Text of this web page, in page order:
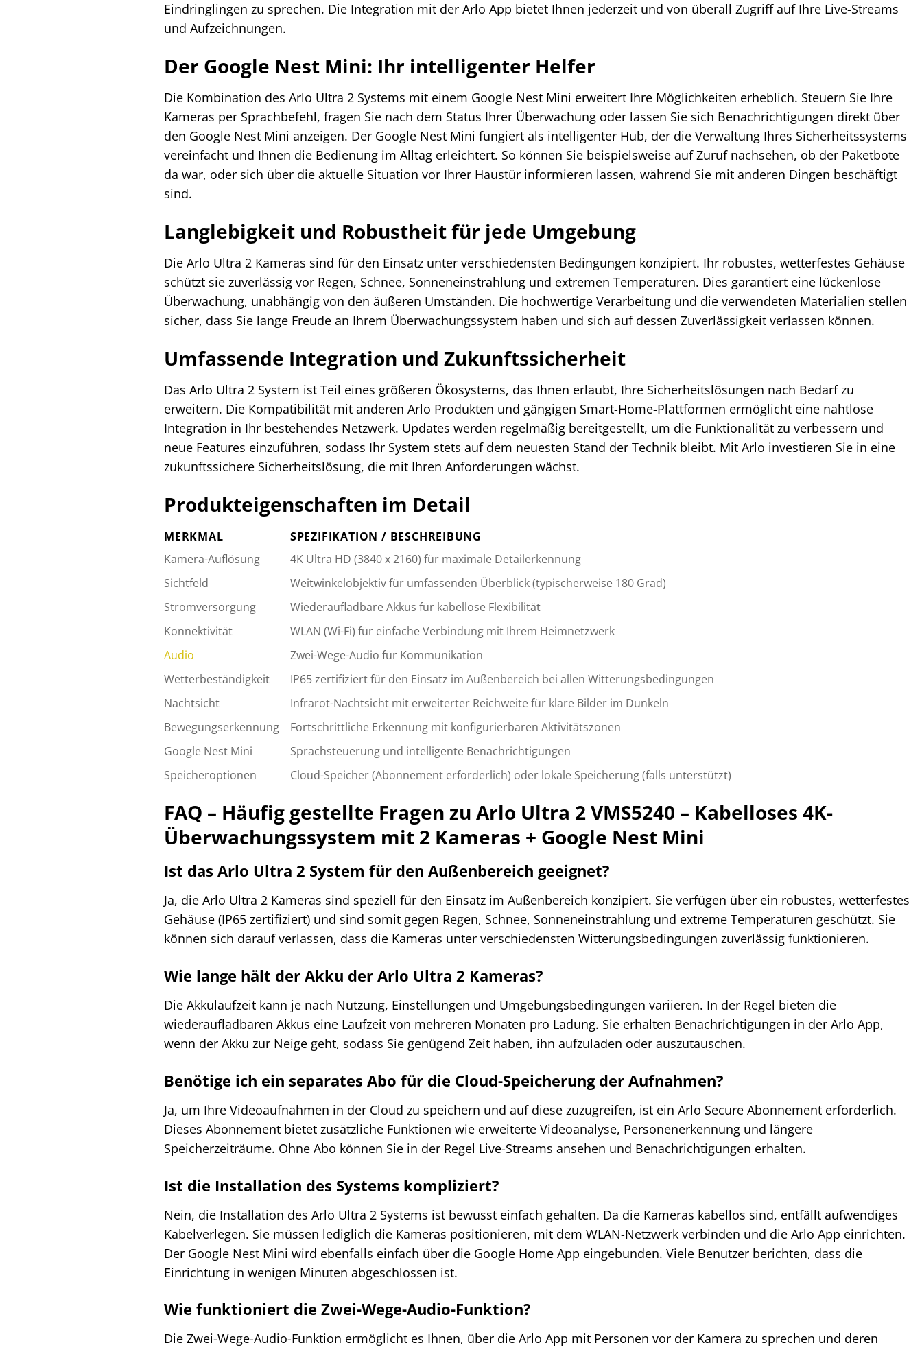
Eindringlingen zu sprechen. Die Integration mit der Arlo App bietet Ihnen jederzeit und von überall Zugriff auf Ihre Live-Streams
und Aufzeichnungen.
Der Google Nest Mini: Ihr intelligenter Helfer
Die Kombination des Arlo Ultra 2 Systems mit einem Google Nest Mini erweitert Ihre Möglichkeiten erheblich. Steuern Sie Ihre
Kameras per Sprachbefehl, fragen Sie nach dem Status Ihrer Überwachung oder lassen Sie sich Benachrichtigungen direkt über
den Google Nest Mini anzeigen. Der Google Nest Mini fungiert als intelligenter Hub, der die Verwaltung Ihres Sicherheitssystems
vereinfacht und Ihnen die Bedienung im Alltag erleichtert. So können Sie beispielsweise auf Zuruf nachsehen, ob der Paketbote
da war, oder sich über die aktuelle Situation vor Ihrer Haustür informieren lassen, während Sie mit anderen Dingen beschäftigt
sind.
Langlebigkeit und Robustheit für jede Umgebung
Die Arlo Ultra 2 Kameras sind für den Einsatz unter verschiedensten Bedingungen konzipiert. Ihr robustes, wetterfestes Gehäuse
schützt sie zuverlässig vor Regen, Schnee, Sonneneinstrahlung und extremen Temperaturen. Dies garantiert eine lückenlose
Überwachung, unabhängig von den äußeren Umständen. Die hochwertige Verarbeitung und die verwendeten Materialien stellen
sicher, dass Sie lange Freude an Ihrem Überwachungssystem haben und sich auf dessen Zuverlässigkeit verlassen können.
Umfassende Integration und Zukunftssicherheit
Das Arlo Ultra 2 System ist Teil eines größeren Ökosystems, das Ihnen erlaubt, Ihre Sicherheitslösungen nach Bedarf zu
erweitern. Die Kompatibilität mit anderen Arlo Produkten und gängigen Smart-Home-Plattformen ermöglicht eine nahtlose
Integration in Ihr bestehendes Netzwerk. Updates werden regelmäßig bereitgestellt, um die Funktionalität zu verbessern und
neue Features einzuführen, sodass Ihr System stets auf dem neuesten Stand der Technik bleibt. Mit Arlo investieren Sie in eine
zukunftssichere Sicherheitslösung, die mit Ihren Anforderungen wächst.
Produkteigenschaften im Detail
MERKMAL
SPEZIFIKATION / BESCHREIBUNG
Kamera-Auflösung
4K Ultra HD (3840 x 2160) für maximale Detailerkennung
Sichtfeld
Weitwinkelobjektiv für umfassenden Überblick (typischerweise 180 Grad)
Stromversorgung
Wiederaufladbare Akkus für kabellose Flexibilität
Konnektivität
WLAN (Wi-Fi) für einfache Verbindung mit Ihrem Heimnetzwerk
Audio
Zwei-Wege-Audio für Kommunikation
Wetterbeständigkeit
IP65 zertifiziert für den Einsatz im Außenbereich bei allen Witterungsbedingungen
Nachtsicht
Infrarot-Nachtsicht mit erweiterter Reichweite für klare Bilder im Dunkeln
Bewegungserkennung
Fortschrittliche Erkennung mit konfigurierbaren Aktivitätszonen
Google Nest Mini
Sprachsteuerung und intelligente Benachrichtigungen
Speicheroptionen
Cloud-Speicher (Abonnement erforderlich) oder lokale Speicherung (falls unterstützt)
FAQ – Häufig gestellte Fragen zu Arlo Ultra 2 VMS5240 – Kabelloses 4K-
Überwachungssystem mit 2 Kameras + Google Nest Mini
Ist das Arlo Ultra 2 System für den Außenbereich geeignet?
Ja, die Arlo Ultra 2 Kameras sind speziell für den Einsatz im Außenbereich konzipiert. Sie verfügen über ein robustes, wetterfestes
Gehäuse (IP65 zertifiziert) und sind somit gegen Regen, Schnee, Sonneneinstrahlung und extreme Temperaturen geschützt. Sie
können sich darauf verlassen, dass die Kameras unter verschiedensten Witterungsbedingungen zuverlässig funktionieren.
Wie lange hält der Akku der Arlo Ultra 2 Kameras?
Die Akkulaufzeit kann je nach Nutzung, Einstellungen und Umgebungsbedingungen variieren. In der Regel bieten die
wiederaufladbaren Akkus eine Laufzeit von mehreren Monaten pro Ladung. Sie erhalten Benachrichtigungen in der Arlo App,
wenn der Akku zur Neige geht, sodass Sie genügend Zeit haben, ihn aufzuladen oder auszutauschen.
Benötige ich ein separates Abo für die Cloud-Speicherung der Aufnahmen?
Ja, um Ihre Videoaufnahmen in der Cloud zu speichern und auf diese zuzugreifen, ist ein Arlo Secure Abonnement erforderlich.
Dieses Abonnement bietet zusätzliche Funktionen wie erweiterte Videoanalyse, Personenerkennung und längere
Speicherzeiträume. Ohne Abo können Sie in der Regel Live-Streams ansehen und Benachrichtigungen erhalten.
Ist die Installation des Systems kompliziert?
Nein, die Installation des Arlo Ultra 2 Systems ist bewusst einfach gehalten. Da die Kameras kabellos sind, entfällt aufwendiges
Kabelverlegen. Sie müssen lediglich die Kameras positionieren, mit dem WLAN-Netzwerk verbinden und die Arlo App einrichten.
Der Google Nest Mini wird ebenfalls einfach über die Google Home App eingebunden. Viele Benutzer berichten, dass die
Einrichtung in wenigen Minuten abgeschlossen ist.
Wie funktioniert die Zwei-Wege-Audio-Funktion?
Die Zwei-Wege-Audio-Funktion ermöglicht es Ihnen, über die Arlo App mit Personen vor der Kamera zu sprechen und deren